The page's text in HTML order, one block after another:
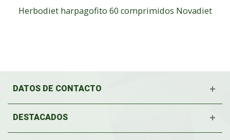
Herbodiet harpagofito 60 comprimidos Novadiet
DATOS DE CONTACTO
DESTACADOS